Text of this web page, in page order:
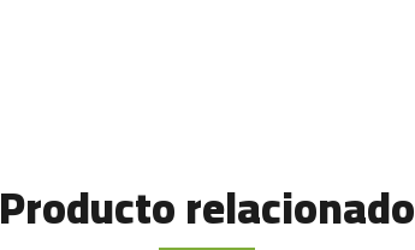
Producto relacionado